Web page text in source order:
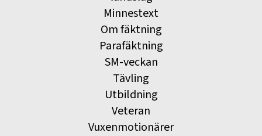
Minnestext
Om fäktning
Parafäktning
SM-veckan
Tävling
Utbildning
Veteran
Vuxenmotionärer